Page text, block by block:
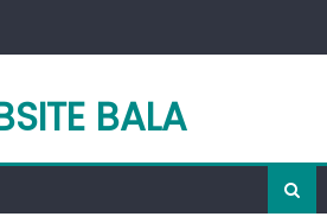
BALA